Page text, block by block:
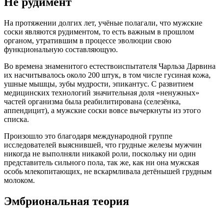
На протяжении долгих лет, учёные полагали, что мужские
соски являются рудиментом, то есть важным в прошлом
органом, утратившим в процессе эволюции свою
функциональную составляющую.
Во времена знаменитого естествоиспытателя Чарльза Дарвина
их насчитывалось около 200 штук, в том числе гусиная кожа,
ушные мышцы, зубы мудрости, эпикантус. С развитием
медицинских технологий значительная доля «ненужных»
частей организма была реабилитирована (селезёнка,
аппендицит), а мужские соски вовсе вычеркнуты из этого
списка.
Произошло это благодаря международной группе
исследователей выяснившей, что грудные железы мужчин
никогда не выполняли никакой роли, поскольку ни один
представитель сильного пола, так же, как ни она мужская
особь млекопитающих, не вскармливала детёнышей грудным
молоком.
Эмбриональная теория